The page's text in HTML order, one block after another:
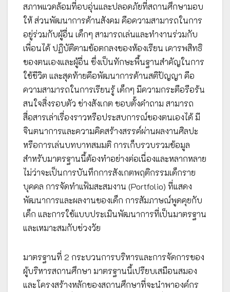
สภาพแวดล้อมที่อบอุ่นและปลอดภัยที่สถานศึกษามอบ
ให้ ส่วนพัฒนาการด้านสังคม คือความสามารถในการ
อยู่ร่วมกับผู้อื่น เด็กๆ สามารถเล่นและทำงานร่วมกับ
เพื่อนได้ ปฏิบัติตามข้อตกลงของห้องเรียน เคารพสิทธิ
ของตนเองและผู้อื่น ซึ่งเป็นทักษะพื้นฐานสำคัญในการ
ใช้ชีวิต และสุดท้ายคือพัฒนาการด้านสติปัญญา คือ
ความสามารถในการเรียนรู้ เด็กๆ มีความกระตือรือร้น
สนใจสิ่งรอบตัว ช่างสังเกต ชอบตั้งคำถาม สามารถ
สื่อสารเล่าเรื่องราวหรือประสบการณ์ของตนเองได้ มี
จินตนาการและความคิดสร้างสรรค์ผ่านผลงานศิลปะ
หรือการเล่นบทบาทสมมติ การเก็บรวบรวมข้อมูล
สำหรับมาตรฐานนี้ต้องทำอย่างต่อเนื่องและหลากหลาย
ไม่ว่าจะเป็นการบันทึกการสังเกตพฤติกรรมเด็กราย
บุคคล การจัดทำแฟ้มสะสมงาน (Portfolio) ที่แสดง
พัฒนาการและผลงานของเด็ก การสัมภาษณ์พูดคุยกับ
เด็ก และการใช้แบบประเมินพัฒนาการที่เป็นมาตรฐาน
และเหมาะสมกับช่วงวัย
มาตรฐานที่ 2 กระบวนการบริหารและการจัดการของ
ผู้บริหารสถานศึกษา มาตรฐานนี้เปรียบเสมือนสมอง
และโครงสร้างหลักของสถานศึกษาที่จะนำพาองค์กร